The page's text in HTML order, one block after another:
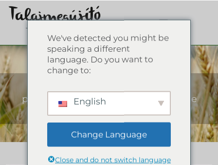
Webový obchod
poľnohospodárstve: knihy, návody pre
udržateľnú budúcnosť!
We've detected you might be
speaking a different
language. Do you want to
change to:
English
Change Language
Close and do not switch language